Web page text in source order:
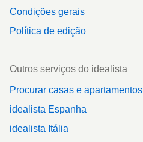
Condições gerais
Política de edição
Outros serviços do idealista
Procurar casas e apartamentos
idealista Espanha
idealista Itália